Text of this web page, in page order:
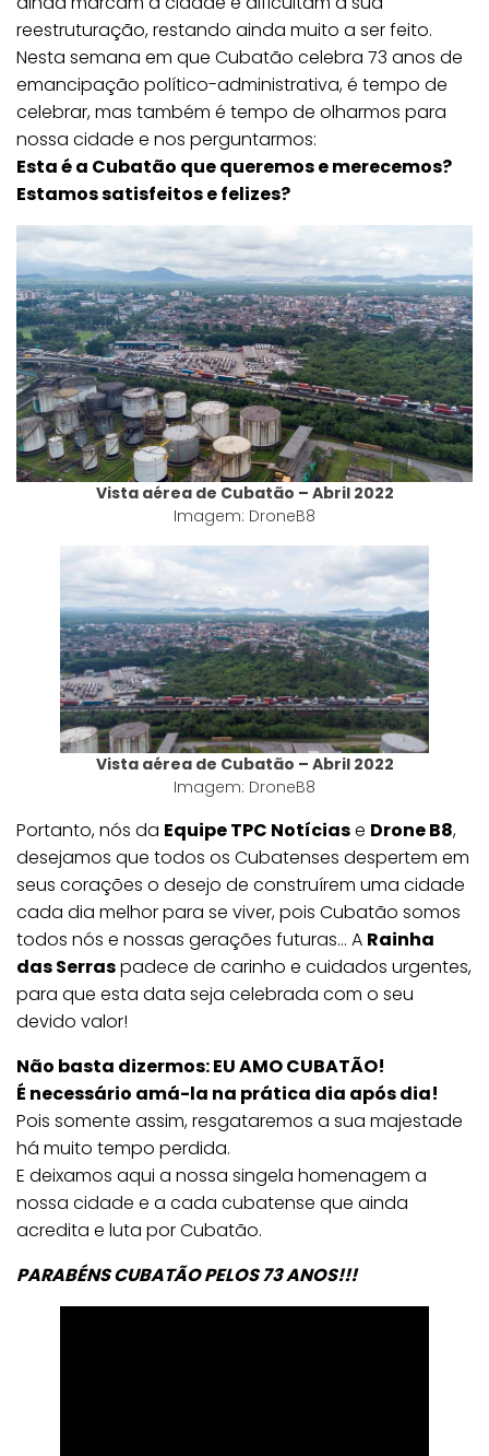
reestruturação, restando ainda muito a ser feito.
Nesta semana em que Cubatão celebra 73 anos de
emancipação político-administrativa, é tempo de
celebrar, mas também é tempo de olharmos para
nossa cidade e nos perguntarmos:
Esta é a Cubatão que queremos e merecemos?
Estamos satisfeitos e felizes?
Vista aérea de Cubatão – Abril 2022
Imagem: DroneB8
Vista aérea de Cubatão – Abril 2022
Imagem: DroneB8
Portanto, nós da Equipe TPC Notíciase Drone B8,
desejamos que todos os Cubatenses despertem em
seus corações o desejo de construírem uma cidade
cada dia melhor para se viver, pois Cubatão somos
todos nós e nossas gerações futuras… A Rainha
das Serraspadece de carinho e cuidados urgentes,
para que esta data seja celebrada com o seu
devido valor!
Não basta dizermos: EU AMO CUBATÃO!
É necessário amá-la na prática dia após dia!
Pois somente assim, resgataremos a sua majestade
há muito tempo perdida.
E deixamos aqui a nossa singela homenagem a
nossa cidade e a cada cubatense que ainda
acredita e luta por Cubatão.
PARABÉNS CUBATÃO PELOS 73 ANOS!!!